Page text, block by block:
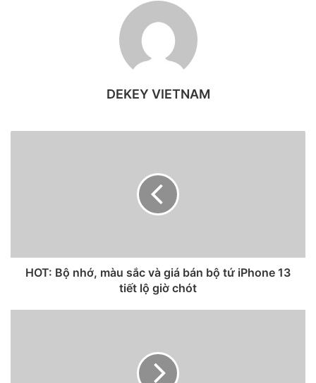
bước đột phá lớn tiếp theo của mình.
Ảnh concept loạt iPhone 13 năm nay.
“Gã khổng lồ” công nghệ ​​sẽ tung dòng iPhone mới vào
Tuy nhiên, theo báo cáo từ Bloomberg, khả năng kết nối vệ
tinh có thể sẽ không xuất hiện trong năm nay. Bất chấp
DEKEY VIETNAM
HOT: Bộ nhớ, màu sắc và giá bán bộ tứ iPhone 13
tiết lộ giờ chót